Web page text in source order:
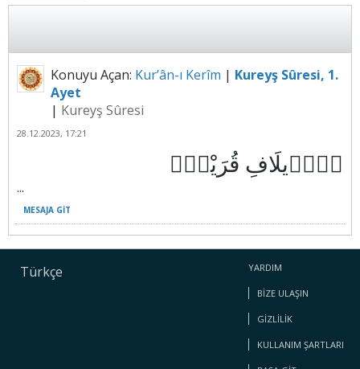
Konuyu Açan: Kur’ân-ı Kerîm | Kureyş Sûresi, 1.
Ayet
| Kureyş Sûresi
28.12.2023, 17:21
...
MESAJA GIT
Türkçe YARDIM
BIZE ULAŞIN
GIZLILIK
KULLANIM ŞARTLARI